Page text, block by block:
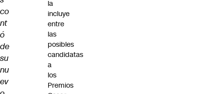
co
nt
ó
de
su
nu
ev
la
incluye
entre
las
posibles
candidatas
a
los
Premios